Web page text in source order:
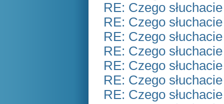
RE: Czego
RE: Czego
RE: Czego
RE: Czego
RE: Czego
RE: Czego
RE: Czego